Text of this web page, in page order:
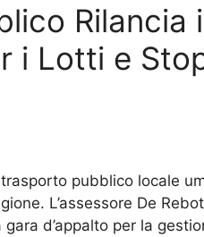
Rilancia
i Lotti e
pubblico locale
L’assessore De
d’appalto per la